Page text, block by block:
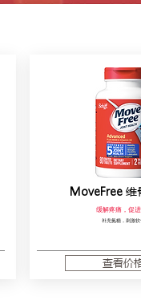
MoveFree维
缓解疼痛，促
补充氨糖，刺激软
查看价